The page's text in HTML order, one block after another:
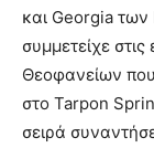
και Georgia
συμμετείχε
Θεοφανείων
στο Tarpon
σειρά